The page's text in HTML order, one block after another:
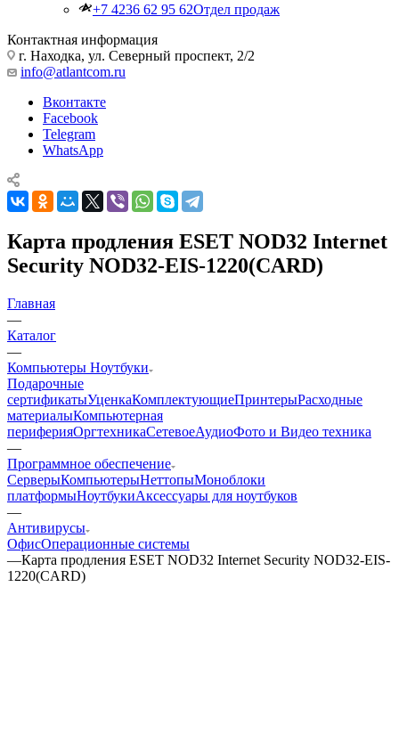
+7 4236 62 95 62Отдел продаж
Контактная информация
г. Находка, ул. Северный проспект, 2/2
info@atlantcom.ru
Вконтакте
Facebook
Telegram
WhatsApp
Карта продления ESET NOD32 Internet
Security NOD32-EIS-1220(CARD)
Главная
—
Каталог
—
Компьютеры Ноутбуки
Подарочные
сертификатыУценкаКомплектующиеПринтерыРасходные
материалыКомпьютерная
периферияОргтехникаСетевоеАудиоФото и Видео техника
—
Программное обеспечение
СерверыКомпьютерыНеттопыМоноблоки
платформыНоутбукиАксессуары для ноутбуков
—
Антивирусы
ОфисОперационные системы
—Карта продления ESET NOD32 Internet Security NOD32-EIS-
1220(CARD)